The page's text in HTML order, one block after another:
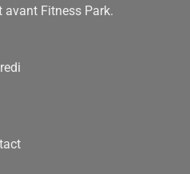
avant Fitness Park.